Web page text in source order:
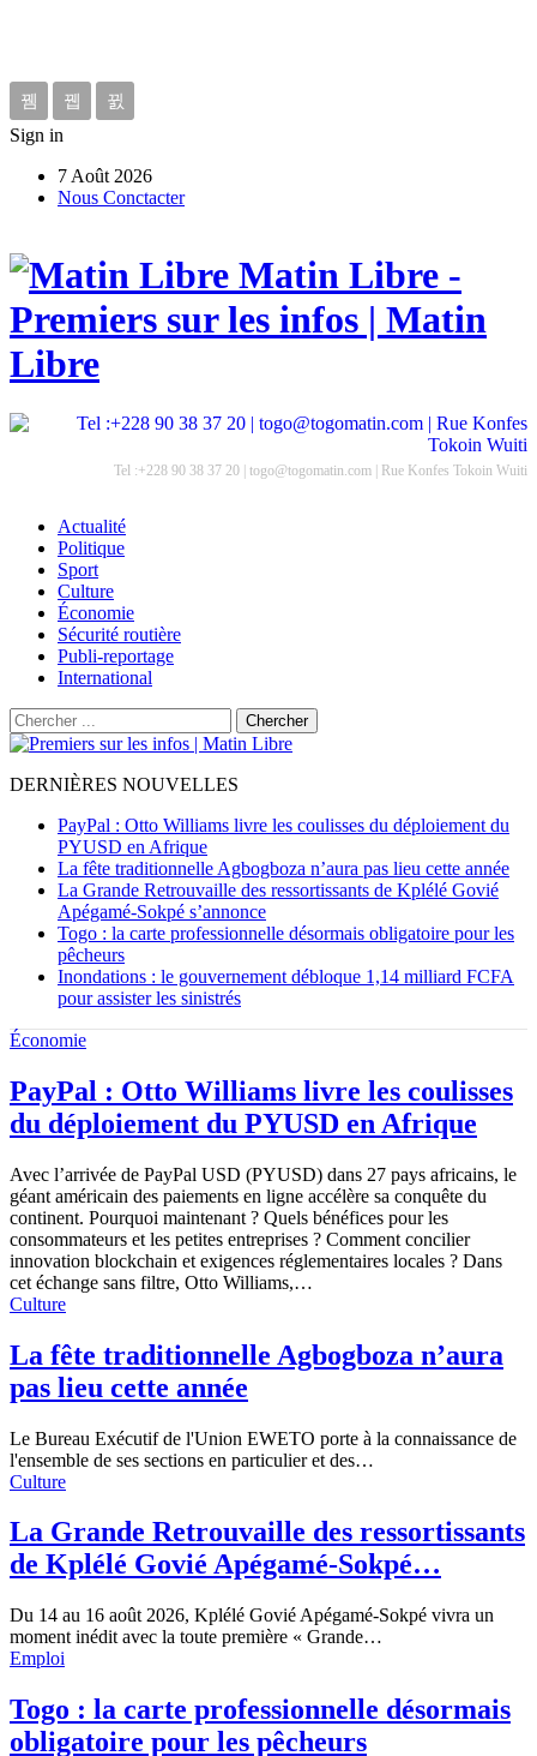
Sign in
7 Août 2026
Nous Conctacter
Matin Libre -
Premiers sur les infos | Matin
Libre
Tel :+228 90 38 37 20 | togo@togomatin.com | Rue Konfes Tokoin Wuiti
Actualité
Politique
Sport
Culture
Économie
Sécurité routière
Publi-reportage
International
DERNIÈRES NOUVELLES
PayPal : Otto Williams livre les coulisses du déploiement du
PYUSD en Afrique
La fête traditionnelle Agbogboza n’aura pas lieu cette année
La Grande Retrouvaille des ressortissants de Kplélé Govié
Apégamé-Sokpé s’annonce
Togo : la carte professionnelle désormais obligatoire pour les
pêcheurs
Inondations : le gouvernement débloque 1,14 milliard FCFA
pour assister les sinistrés
Économie
PayPal : Otto Williams livre les coulisses
du déploiement du PYUSD en Afrique
Avec l’arrivée de PayPal USD (PYUSD) dans 27 pays africains, le
géant américain des paiements en ligne accélère sa conquête du
continent. Pourquoi maintenant ? Quels bénéfices pour les
consommateurs et les petites entreprises ? Comment concilier
innovation blockchain et exigences réglementaires locales ? Dans
cet échange sans filtre, Otto Williams,…
Culture
La fête traditionnelle Agbogboza n’aura
pas lieu cette année
Le Bureau Exécutif de l'Union EWETO porte à la connaissance de
l'ensemble de ses sections en particulier et des…
Culture
La Grande Retrouvaille des ressortissants
de Kplélé Govié Apégamé-Sokpé…
Du 14 au 16 août 2026, Kplélé Govié Apégamé-Sokpé vivra un
moment inédit avec la toute première « Grande…
Emploi
Togo : la carte professionnelle désormais
obligatoire pour les pêcheurs